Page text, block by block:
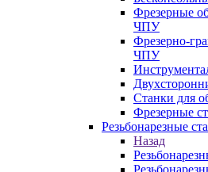
Фрезерные
ЧПУ
Фрезерно-
ЧПУ
Станки для
Фрезерные
Резьбонарезные
Назад